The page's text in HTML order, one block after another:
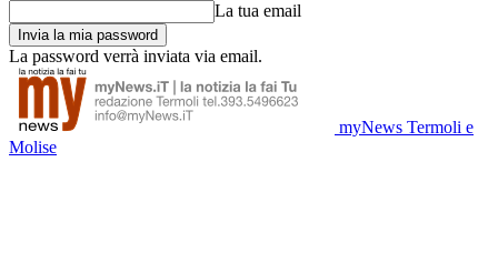
La tua email
La password verrà inviata via email.
myNews Termoli e
Molise